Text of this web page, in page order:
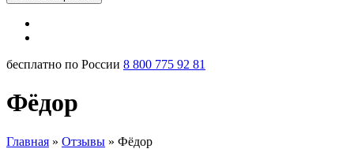
бесплатно по России 8 800 775 92 81
Фёдор
Главная » Отзывы » Фёдор